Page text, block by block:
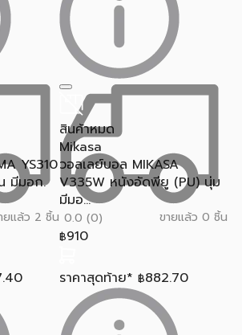
YS310
มีมอก.
ยแล้ว 2 ชิ้น
สินค้าหมด
Mikasa
วอลเลย์บอล MIKASA
V335W หนังอัดพียู (PU) นุ่ม
มีมอ...
0.0 (0) ขายแล้ว 0 ชิ้น
฿910
ราคาสุดท้าย* ฿882.70